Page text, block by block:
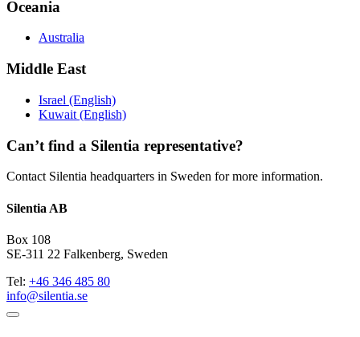
Oceania
Australia
Middle East
Israel (English)
Kuwait (English)
Can’t find a Silentia representative?
Contact Silentia headquarters in Sweden for more information.
Silentia AB
Box 108
SE-311 22 Falkenberg, Sweden
Tel: +46 346 485 80
info@silentia.se